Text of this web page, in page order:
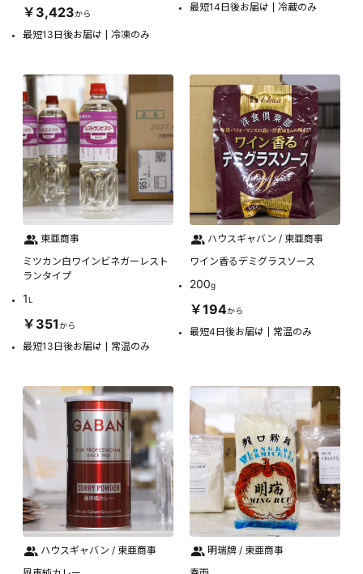
￥3,423から
最短13日後お届け 冷凍のみ
最短14日後お届け 冷蔵のみ
東亜商事
ミツカン白ワインビネガーレスト
ランタイプ
1L
￥351から
最短13日後お届け 常温のみ
ハウスギャバン / 東亜商事
ワイン香るデミグラスソース
200g
￥194から
最短4日後お届け 常温のみ
ハウスギャバン / 東亜商事
明瑞牌 / 東亜商事